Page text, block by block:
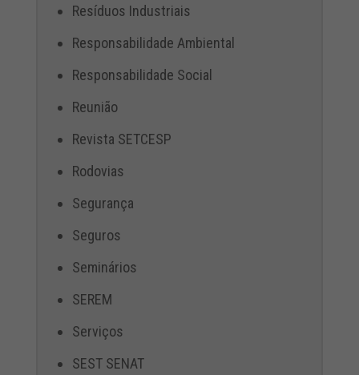
Resíduos Industriais
Responsabilidade Ambiental
Responsabilidade Social
Reunião
Revista SETCESP
Rodovias
Segurança
Seguros
Seminários
SEREM
Serviços
SEST SENAT